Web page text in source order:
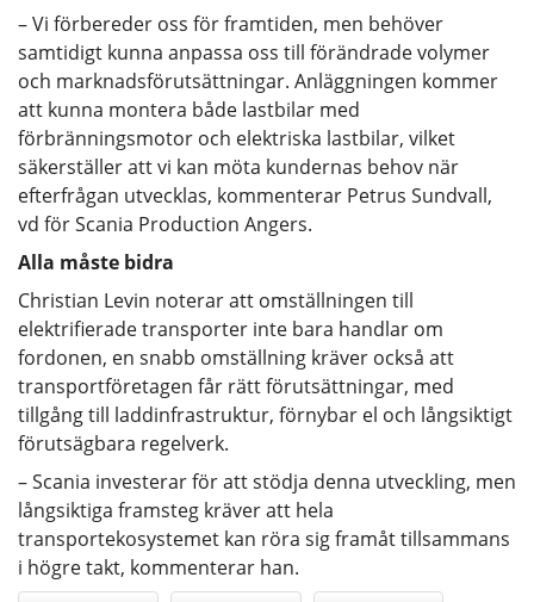
– Vi förbereder oss för framtiden, men behöver
samtidigt kunna anpassa oss till förändrade volymer
och marknadsförutsättningar. Anläggningen kommer
att kunna montera både lastbilar med
förbränningsmotor och elektriska lastbilar, vilket
säkerställer att vi kan möta kundernas behov när
efterfrågan utvecklas, kommenterar Petrus Sundvall,
vd för Scania Production Angers.
Alla måste bidra
Christian Levin noterar att omställningen till
elektrifierade transporter inte bara handlar om
fordonen, en snabb omställning kräver också att
transportföretagen får rätt förutsättningar, med
tillgång till laddinfrastruktur, förnybar el och långsiktigt
förutsägbara regelverk.
– Scania investerar för att stödja denna utveckling, men
långsiktiga framsteg kräver att hela
transportekosystemet kan röra sig framåt tillsammans
i högre takt, kommenterar han.